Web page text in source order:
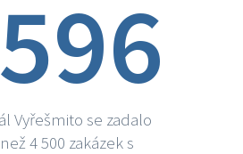
Vyřešmito se zadalo
4 500 zakázek s